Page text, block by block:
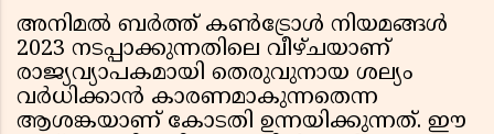
അനിമൽ ബർത്ത് കൺട്രോൾ നിയമങ്ങൾ
2023 നടപ്പാക്കുന്നതിലെ വീഴ്ചയാണ്
രാജ്യവ്യാപകമായി തെരുവുനായ ശല്യം
വർധിക്കാൻ കാരണമാകുന്നതെന്ന
ആശങ്കയാണ് കോടതി ഉന്നയിക്കുന്നത്. ഈ